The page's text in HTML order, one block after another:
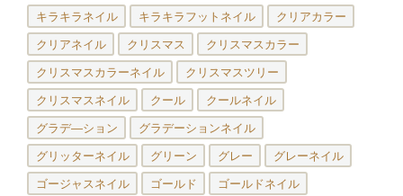
キラキラネイル キラキラフットネイル クリアカラー
クリアネイル クリスマス クリスマスカラー
クリスマスカラーネイル クリスマスツリー
クリスマスネイル クール クールネイル
グラデ―ション グラデーションネイル
グリッターネイル グリーン グレー グレーネイル
ゴージャスネイル ゴールド ゴールドネイル